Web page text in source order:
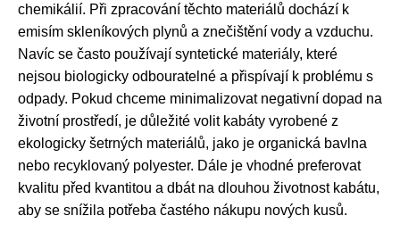
chemikálií. Při zpracování těchto materiálů dochází k
emisím skleníkových plynů a znečištění vody a vzduchu.
Navíc se často používají syntetické materiály, které
nejsou biologicky odbouratelné a přispívají k problému s
odpady. Pokud chceme minimalizovat negativní dopad na
životní prostředí, je důležité volit kabáty vyrobené z
ekologicky šetrných materiálů, jako je organická bavlna
nebo recyklovaný polyester. Dále je vhodné preferovat
kvalitu před kvantitou a dbát na dlouhou životnost kabátu,
aby se snížila potřeba častého nákupu nových kusů.